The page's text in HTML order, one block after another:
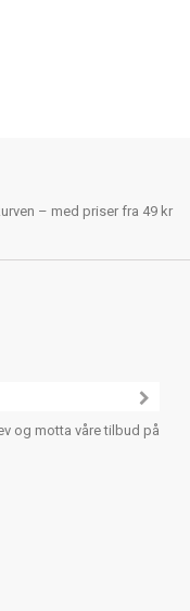
– med priser fra 49 kr
og motta våre tilbud på